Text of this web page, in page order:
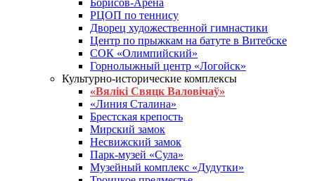
Борисов-Арена
РЦОП по теннису
Дворец художественной гимнастики
Центр по прыжкам на батуте в Витебске
СОК «Олимпийский»
Горнолыжный центр «Логойск»
Культурно-исторические комплексы
«Вялікі Свяцк Валовічаў»
«Линия Сталина»
Брестская крепость
Мирский замок
Несвижский замок
Парк-музей «Сула»
Музейный комплекс «Дудутки»